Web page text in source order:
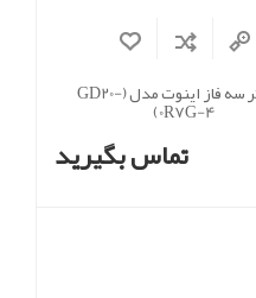
اینورتر سه فاز اینوت مدل (GD20-
0R7G-4)
تماس بگیرید